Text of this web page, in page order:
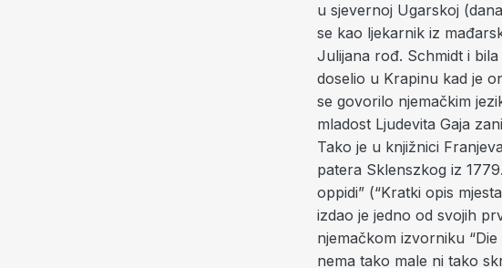
u sjevernoj Ugarskoj
se kao ljekarnik iz
Julijana rođ. Schmidt i
doselio u Krapinu kad je
se govorilo njemačkim
mladost Ljudevita Gaja
Tako je u knjižnici
patera Sklenszkog iz
oppidi” (“Kratki opis
izdao je jedno od svojih
njemačkom izvorniku
nema tako male ni tako